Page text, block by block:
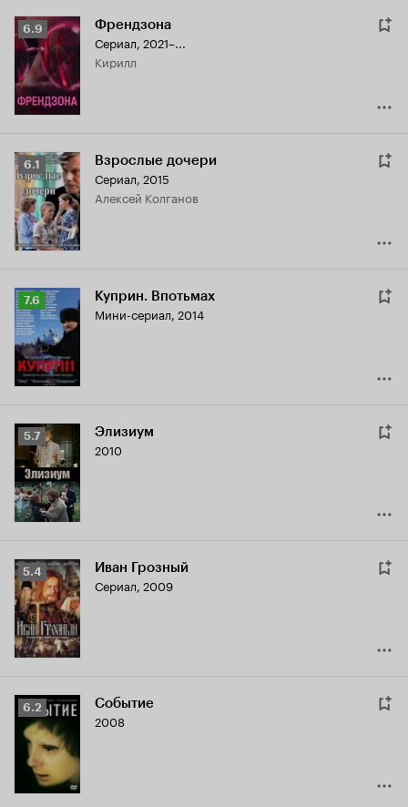
Рейтинг
Кинопоиска
6.9
6.9 Френдзона
Сериал, 2021–...
Кирилл
Рейтинг
Кинопоиска
6.1
6.1 Взрослые дочери
Сериал, 2015
Алексей Колганов
Рейтинг
Кинопоиска
7.6
7.6 Куприн. Впотьмах
Мини-сериал, 2014
Рейтинг
Кинопоиска
5.7
5.7 Элизиум
2010
Рейтинг
Кинопоиска
5.4
5.4 Иван Грозный
Сериал, 2009
Рейтинг
Кинопоиска
6.2
6.2 Событие
2008